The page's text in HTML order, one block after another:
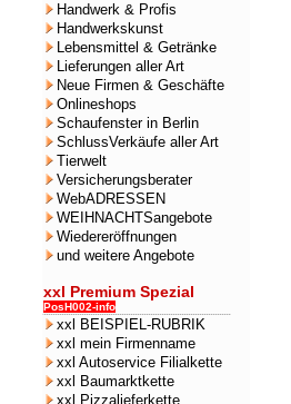
Handwerk & Profis
Handwerkskunst
Lebensmittel & Getränke
Lieferungen aller Art
Neue Firmen & Geschäfte
Onlineshops
Schaufenster in Berlin
SchlussVerkäufe aller Art
Tierwelt
Versicherungsberater
WebADRESSEN
WEIHNACHTSangebote
Wiedereröffnungen
und weitere Angebote
xxl Premium Spezial
PosH002-info
xxl BEISPIEL-RUBRIK
xxl mein Firmenname
xxl Autoservice Filialkette
xxl Baumarktkette
xxl Pizzalieferkette